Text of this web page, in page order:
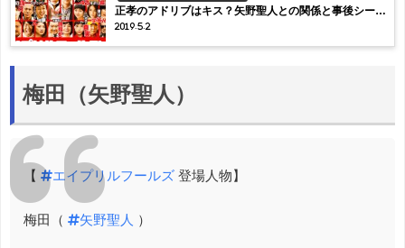
正孝のアドリブはキス？矢野聖人との関係と事後シーン
についても
2019.5.2
梅田（矢野聖人）
【 #エイプリルフールズ 登場人物】
梅田（ #矢野聖人 ）